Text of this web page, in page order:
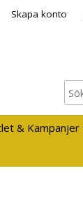
Skapa konto
& Kampanjer